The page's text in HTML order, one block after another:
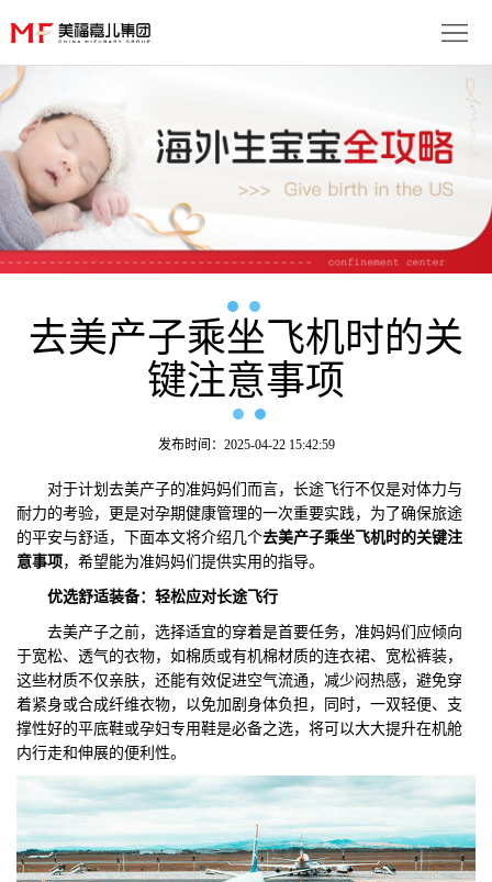
子
优
势
服
务
流
月
子
成
合
去美产子乘坐飞机时的关
键注意事项
发布时间：2025-04-22 15:42:59
对于计划去美产子的准妈妈们而言，长途飞行不仅是对体力与
耐力的考验，更是对孕期健康管理的一次重要实践，为了确保旅途
的平安与舒适，下面本文将介绍几个去美产子乘坐飞机时的关键注
意事项，希望能为准妈妈们提供实用的指导。
优选舒适装备：轻松应对长途飞行
去美产子之前，选择适宜的穿着是首要任务，准妈妈们应倾向
于宽松、透气的衣物，如棉质或有机棉材质的连衣裙、宽松裤装，
这些材质不仅亲肤，还能有效促进空气流通，减少闷热感，避免穿
着紧身或合成纤维衣物，以免加剧身体负担，同时，一双轻便、支
撑性好的平底鞋或孕妇专用鞋是必备之选，将可以大大提升在机舱
内行走和伸展的便利性。